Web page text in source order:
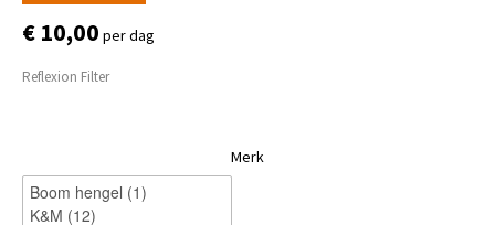
€ 10,00 per dag
Reflexion Filter
Merk